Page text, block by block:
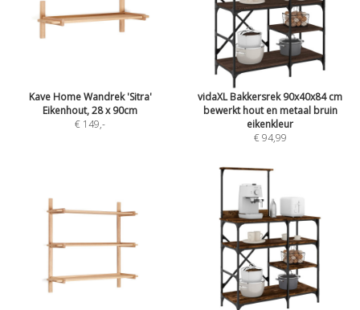
Kave Home Wandrek 'Sitra'
Eikenhout, 28 x 90cm
€ 149,-
vidaXL Bakkersrek 90x40x84 cm
bewerkt hout en metaal bruin
eikenkleur
€ 94,99